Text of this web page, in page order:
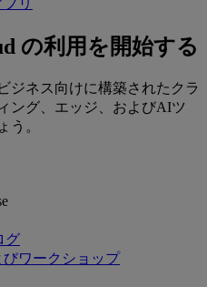
リ
の利用を開始する
ジネス向けに構築されたクラ
ング、エッジ、およびAIツ
う。
グ
ワークショップ